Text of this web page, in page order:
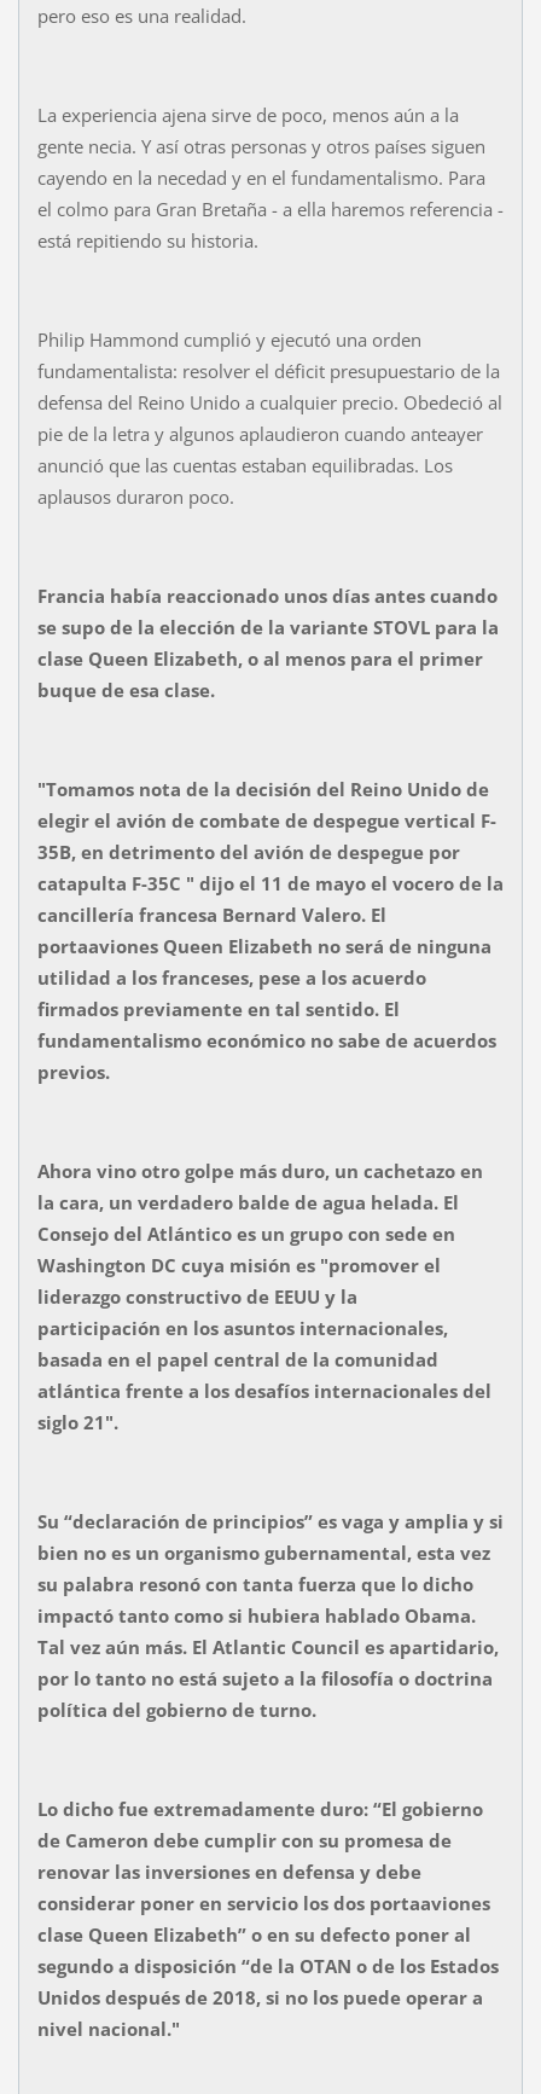
pero eso es una realidad.
La experiencia ajena sirve de poco, menos aún a la
gente necia. Y así otras personas y otros países siguen
cayendo en la necedad y en el fundamentalismo. Para
el colmo para Gran Bretaña - a ella haremos referencia -
está repitiendo su historia.
Philip Hammond cumplió y ejecutó una orden
fundamentalista: resolver el déficit presupuestario de la
defensa del Reino Unido a cualquier precio. Obedeció al
pie de la letra y algunos aplaudieron cuando anteayer
anunció que las cuentas estaban equilibradas. Los
aplausos duraron poco.
Francia había reaccionado unos días antes cuando
se supo de la elección de la variante STOVL para la
clase Queen Elizabeth, o al menos para el primer
buque de esa clase.
"Tomamos nota de la decisión del Reino Unido de
elegir el avión de combate de despegue vertical F-
35B, en detrimento del avión de despegue por
catapulta F-35C " dijo el 11 de mayo el vocero de la
cancillería francesa Bernard Valero. El
portaaviones Queen Elizabeth no será de ninguna
utilidad a los franceses, pese a los acuerdo
firmados previamente en tal sentido. El
fundamentalismo económico no sabe de acuerdos
previos.
Ahora vino otro golpe más duro, un cachetazo en
la cara, un verdadero balde de agua helada. El
Consejo del Atlántico es un grupo con sede en
Washington DC cuya misión es "promover el
liderazgo constructivo de EEUU y la
participación en los asuntos internacionales,
basada en el papel central de la comunidad
atlántica frente a los desafíos internacionales del
siglo 21".
Su “declaración de principios” es vaga y amplia y si
bien no es un organismo gubernamental, esta vez
su palabra resonó con tanta fuerza que lo dicho
impactó tanto como si hubiera hablado Obama.
Tal vez aún más. El Atlantic Council es apartidario,
por lo tanto no está sujeto a la filosofía o doctrina
política del gobierno de turno.
Lo dicho fue extremadamente duro: “El gobierno
de Cameron debe cumplir con su promesa de
renovar las inversiones en defensa y debe
considerar poner en servicio los dos portaaviones
clase Queen Elizabeth” o en su defecto poner al
segundo a disposición “de la OTAN o de los Estados
Unidos después de 2018, si no los puede operar a
nivel nacional."